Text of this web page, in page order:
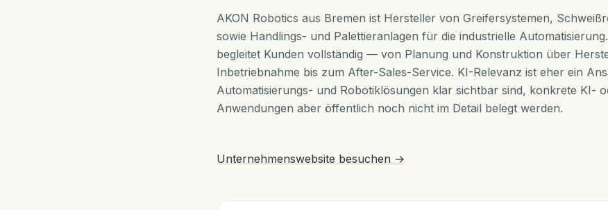
AKON Robotics aus Bremen ist Hersteller von Greifersystemen,
sowie Handlings- und Palettieranlagen für die industrielle
begleitet Kunden vollständig — von Planung und Konstruktion über
Inbetriebnahme bis zum After-Sales-Service. KI-Relevanz ist eher ein
Automatisierungs- und Robotiklösungen klar sichtbar sind, konkrete KI-
Anwendungen aber öffentlich noch nicht im Detail belegt werden.
Unternehmenswebsite besuchen →